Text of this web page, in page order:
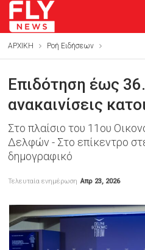
ΑΡΧΙΚΗ Ροή Ειδήσεων
Επιδότηση έως
ανακαινίσεις
Στο πλαίσιο του 11ου
Δελφών - Στο επίκεντρο
δημογραφικό
Τελευταία ενημέρωση Απρ 23, 2026